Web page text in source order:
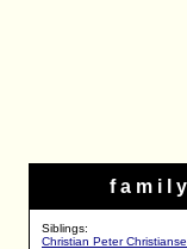
f a m i l y
Siblings:
Christian Peter